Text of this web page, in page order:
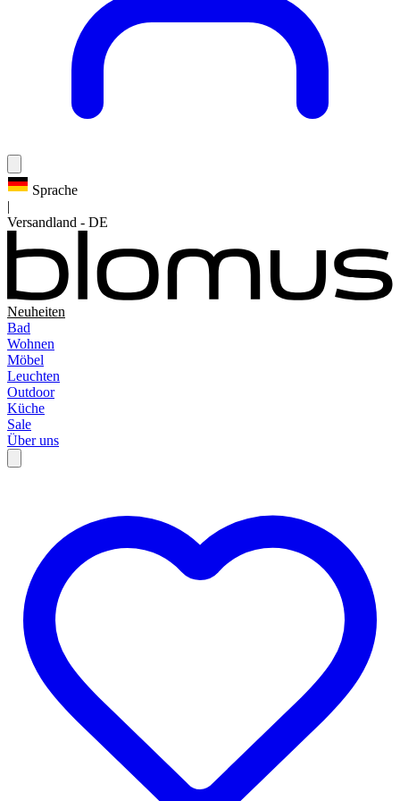
Sprache
|
Versandland - DE
Neuheiten
Bad
Wohnen
Möbel
Leuchten
Outdoor
Küche
Sale
Über uns